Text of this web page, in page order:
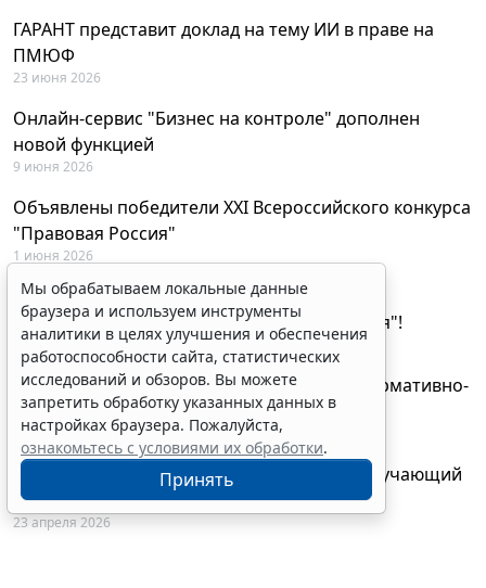
ГАРАНТ представит доклад на тему ИИ в праве на
ПМЮФ
23 июня 2026
Онлайн-сервис "Бизнес на контроле" дополнен
новой функцией
9 июня 2026
Объявлены победители XXI Всероссийского конкурса
"Правовая Россия"
1 июня 2026
29 мая будут объявлены лауреаты XXI
Всероссийского конкурса "Правовая Россия"!
27 мая 2026
AI-ассистент Искра теперь анализирует нормативно-
техническую документацию
28 апреля 2026
"ГАРАНТ Электронный экспресс" провел обучающий
вебинар по работе с AI-ассистентом Искра
23 апреля 2026
Мы обрабатываем локальные данные
браузера и используем инструменты
аналитики в целях улучшения и обеспечения
работоспособности сайта, статистических
исследований и обзоров. Вы можете
запретить обработку указанных данных в
настройках браузера. Пожалуйста,
ознакомьтесь с условиями их обработки.
Принять